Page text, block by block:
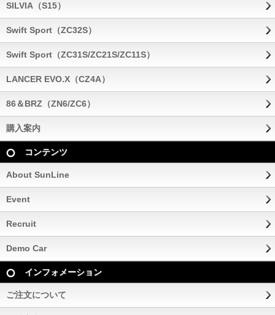
SILVIA（S15）
Swift Sport（ZC32S）
Swift Sport（ZC31S/ZC21S/ZC11S）
LANCER EVO.X（CZ4A）
86＆BRZ（ZN6/ZC6）
購入案内
コンテンツ
About SunLine
Event
Recruit
Demo Car
インフォメーション
ご注文について